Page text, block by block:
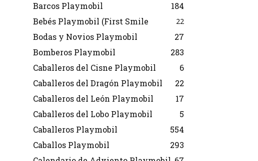
Barcos Playmobil
184
Bebés Playmobil (First Smile
22
Bodas y Novios Playmobil
27
Bomberos Playmobil
283
Caballeros del Cisne Playmobil
6
Caballeros del Dragón Playmobil
22
Caballeros del León Playmobil
17
Caballeros del Lobo Playmobil
5
Caballeros Playmobil
554
Caballos Playmobil
293